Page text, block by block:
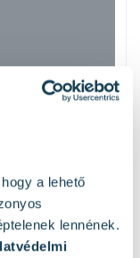
a lehető
lennének.